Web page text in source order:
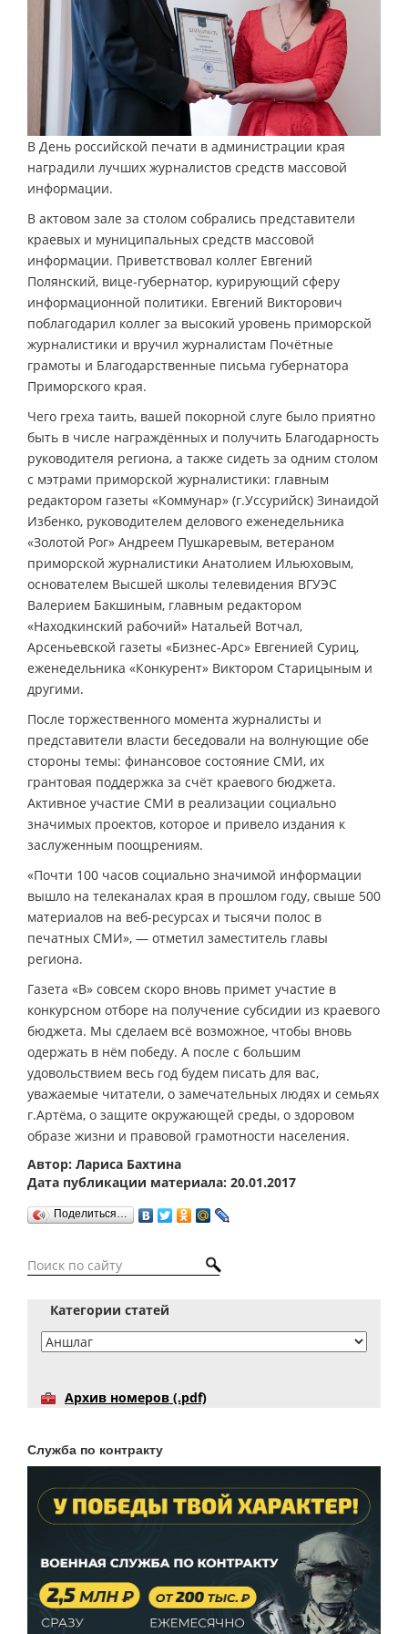
В День российской печати в администрации края
наградили лучших журналистов средств массовой
информации.
В актовом зале за столом собрались представители
краевых и муниципальных средств массовой
информации. Приветствовал коллег Евгений
Полянский, вице-губернатор, курирующий сферу
информационной политики. Евгений Викторович
поблагодарил коллег за высокий уровень приморской
журналистики и вручил журналистам Почётные
грамоты и Благодарственные письма губернатора
Приморского края.
Чего греха таить, вашей покорной слуге было приятно
быть в числе награждённых и получить Благодарность
руководителя региона, а также сидеть за одним столом
с мэтрами приморской журналистики: главным
редактором газеты «Коммунар» (г.Уссурийск) Зинаидой
Избенко, руководителем делового еженедельника
«Золотой Рог» Андреем Пушкаревым, ветераном
приморской журналистики Анатолием Ильюховым,
основателем Высшей школы телевидения ВГУЭС
Валерием Бакшиным, главным редактором
«Находкинский рабочий» Натальей Вотчал,
Арсеньевской газеты «Бизнес-Арс» Евгенией Суриц,
еженедельника «Конкурент» Виктором Старицыным и
другими.
После торжественного момента журналисты и
представители власти беседовали на волнующие обе
стороны темы: финансовое состояние СМИ, их
грантовая поддержка за счёт краевого бюджета.
Активное участие СМИ в реализации социально
значимых проектов, которое и привело издания к
заслуженным поощрениям.
«Почти 100 часов социально значимой информации
вышло на телеканалах края в прошлом году, свыше 500
материалов на веб-ресурсах и тысячи полос в
печатных СМИ», — отметил заместитель главы
региона.
Газета «В» совсем скоро вновь примет участие в
конкурсном отборе на получение субсидии из краевого
бюджета. Мы сделаем всё возможное, чтобы вновь
одержать в нём победу. А после с большим
удовольствием весь год будем писать для вас,
уважаемые читатели, о замечательных людях и семьях
г.Артёма, о защите окружающей среды, о здоровом
образе жизни и правовой грамотности населения.
Автор: Лариса Бахтина
Дата публикации материала: 20.01.2017
Поделиться…
Категории статей
Архив номеров (.pdf)
Служба по контракту